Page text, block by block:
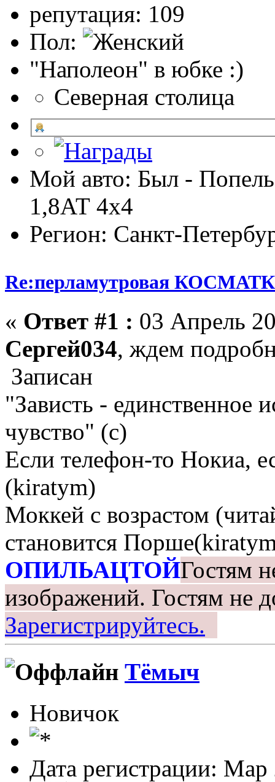
репутация: 109
Пол:
"Наполеон" в юбке :)
Северная столица
Мой авто: Был -
1,8АТ 4х4
Регион: Санкт-
Re:перламутровая
« Ответ #1 : 03 Апрель
Сергей034, ждем
Записан
"Зависть - единственное
чувство" (с)
Если телефон-то Нокиа,
(kiratym)
Моккей с возрастом
становится
ОПИЛЬАЦТОЙГостям
изображений. Гостям не
Зарегистрируйтесь.
Тёмыч
Новичок
Дата регистрации: Мар